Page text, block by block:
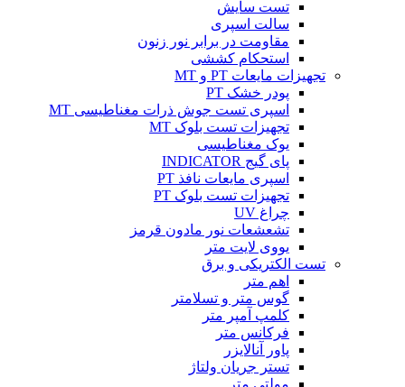
تست سایش
سالت اسپری
مقاومت در برابر نور زنون
استحکام کششی
تجهیزات مایعات PT و MT
پودر خشک PT
اسپری تست جوش ذرات مغناطیسی MT
تجهیزات تست بلوک MT
یوک مغناطیسی
پای گیج INDICATOR
اسپری مایعات نافذ PT
تجهیزات تست بلوک PT
چراغ UV
تشعشعات نور مادون قرمز
یووی لایت متر
تست الکتریکی و برق
اهم متر
گوس متر و تسلامتر
کلمپ آمپر متر
فرکانس متر
پاور آنالایزر
تستر جریان ولتاژ
مولتی متر